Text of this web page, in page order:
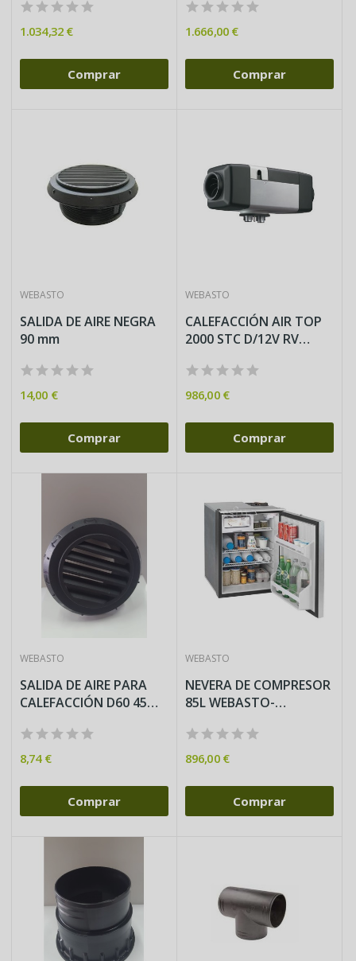
1.034,32 €
Comprar
1.666,00 €
Comprar
WEBASTO
SALIDA DE AIRE NEGRA
90 mm
14,00 €
Comprar
WEBASTO
CALEFACCIÓN AIR TOP
2000 STC D/12V RV
986,00 €
Comprar
WEBASTO
SALIDA DE AIRE PARA
CALEFACCIÓN D60 45
8,74 €
Comprar
WEBASTO
NEVERA DE COMPRESOR
85L WEBASTO-
896,00 €
Comprar